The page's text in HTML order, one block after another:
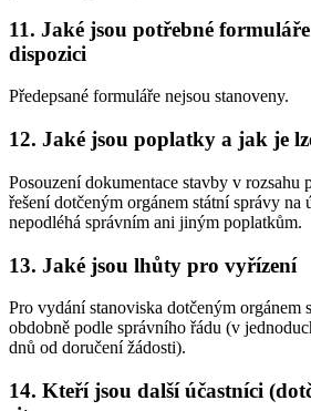
11. Jaké jsou potřebné
dispozici
Předepsané formuláře nejsou stanoveny.
12. Jaké jsou poplatky a jak je
Posouzení dokumentace stavby v rozsahu
řešení dotčeným orgánem státní správy na
nepodléhá správním ani jiným poplatkům.
13. Jaké jsou lhůty pro vyřízení
Pro vydání stanoviska dotčeným orgánem
obdobně podle správního řádu (v
dnů od doručení žádosti).
14. Kteří jsou další účastníci